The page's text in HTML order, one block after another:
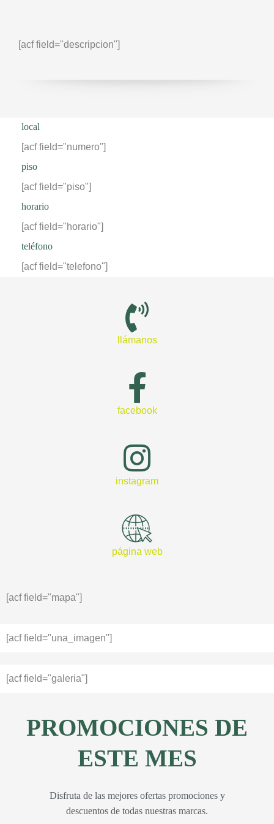
[acf field="descripcion"]
local
[acf field="numero"]
piso
[acf field="piso"]
horario
[acf field="horario"]
teléfono
[acf field="telefono"]
llámanos
facebook
instagram
página web
[acf field="mapa"]
[acf field="una_imagen"]
[acf field="galeria"]
PROMOCIONES DE
ESTE MES
Disfruta de las mejores ofertas promociones y
descuentos de todas nuestras marcas.